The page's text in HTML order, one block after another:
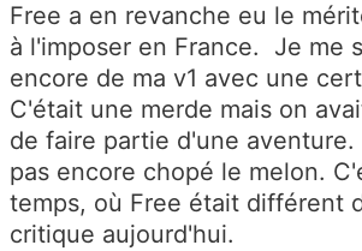
Free a en revanche eu le
à l'imposer en France. Je me
encore de ma v1 avec une
C'était une merde mais on
de faire partie d'une aventure.
pas encore chopé le melon.
temps, où Free était différent
critique aujourd'hui.